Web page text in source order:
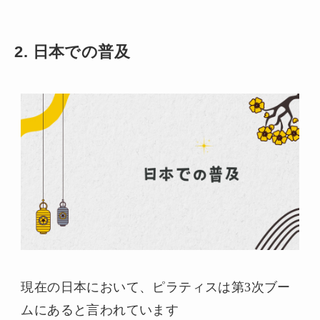
2. 日本での普及
現在の日本において、ピラティスは第3次ブー
ムにあると言われています